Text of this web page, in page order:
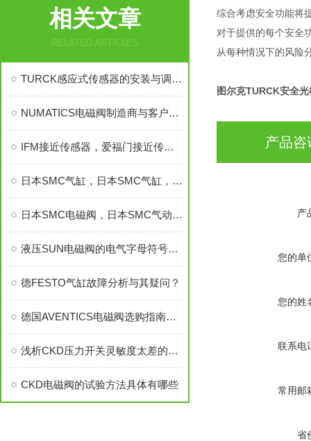
相关文章
RELATED ARTICLES
TURCK感应式传感器的安装与调试技巧
NUMATICS电磁阀制造商与客户之间的关系
IFM接近传感器，爱福门接近传感器，易福门接近传感器，IFM
日本SMC气缸，日本SMC气缸，日本SMC气缸
日本SMC电磁阀，日本SMC气动元件电磁阀，SMC电磁阀
液压SUN电磁阀的电气字母符号解读
德FESTO气缸故障分析与其疑问？
德国AVENTICS电磁阀选购指南：安沃驰气动系统的精准之选
浅析CKD压力开关灵敏度太差的原因及解决方法
CKD电磁阀的试验方法具体有哪些
综合考虑安全功能将
对于提供的每个安全
从每种情况下的风险
图尔克TURCK安全
产品咨
产
您的单
您的姓
联系电
常用邮
省